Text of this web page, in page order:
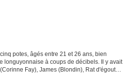
potes, âgés entre 21 et 26 ans, bien
longuyonnaise à coups de décibels. Il y avait
Fay), James (Blondin), Rat d'égout